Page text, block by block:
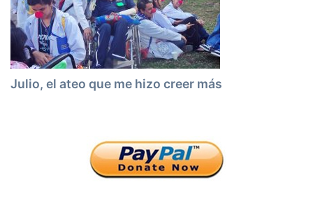
Julio, el ateo que me hizo creer más